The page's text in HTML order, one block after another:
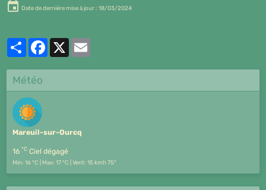
Date de dernière mise à jour : 18/03/2024
PartagerFacebook
Météo
Mareuil-sur-Ourcq
16 °C Ciel dégagé
Min: 16 °C | Max: 17 °C | Vent: 15 kmh 75°